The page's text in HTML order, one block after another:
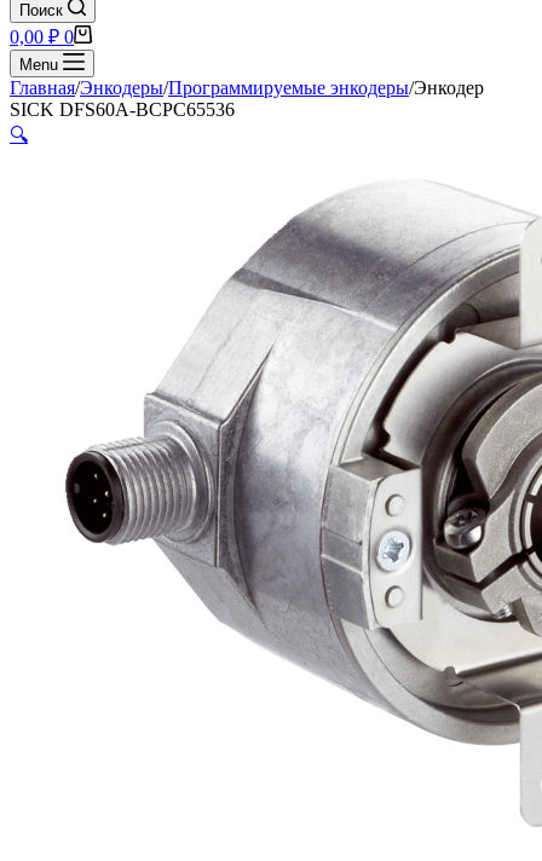
Поиск
Корзина
0,00 ₽ 0
Menu
Главная/Энкодеры/Программируемые энкодеры/Энкодер
SICK DFS60A-BCPC65536
🔍